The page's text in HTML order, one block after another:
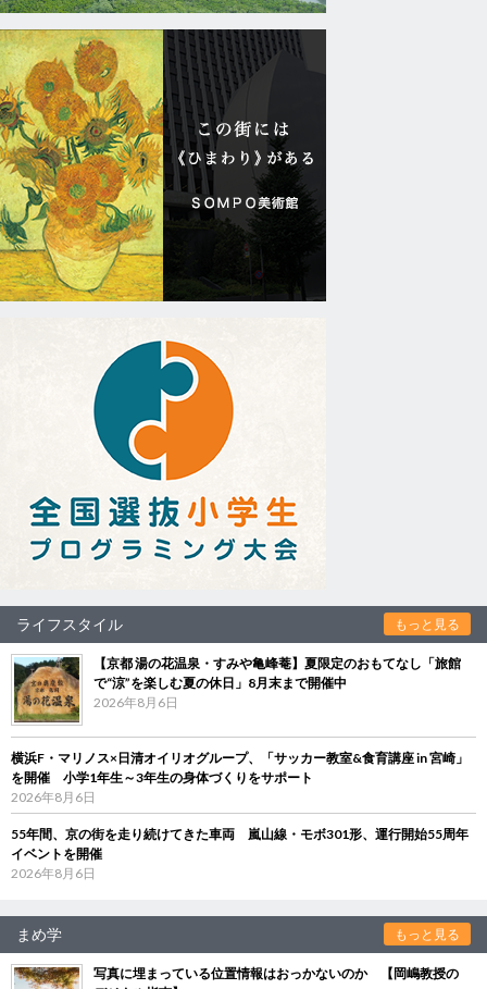
ライフスタイル もっと見る
【京都 湯の花温泉・すみや亀峰菴】夏限定のおもてなし「旅館
で“涼”を楽しむ夏の休日」8月末まで開催中
2026年8月6日
横浜F・マリノス×日清オイリオグループ、「サッカー教室&食育講座 in 宮崎」
を開催 小学1年生～3年生の身体づくりをサポート
2026年8月6日
55年間、京の街を走り続けてきた車両 嵐山線・モボ301形、運行開始55周年
イベントを開催
2026年8月6日
まめ学 もっと見る
写真に埋まっている位置情報はおっかないのか 【岡嶋教授の